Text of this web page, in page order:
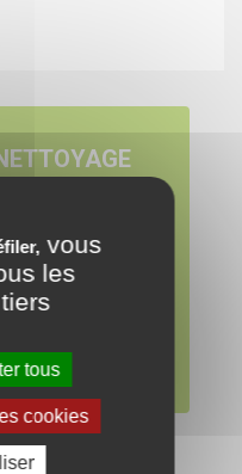
vous
les
tous
cookies
produits qui vous
DEVIS
cookies